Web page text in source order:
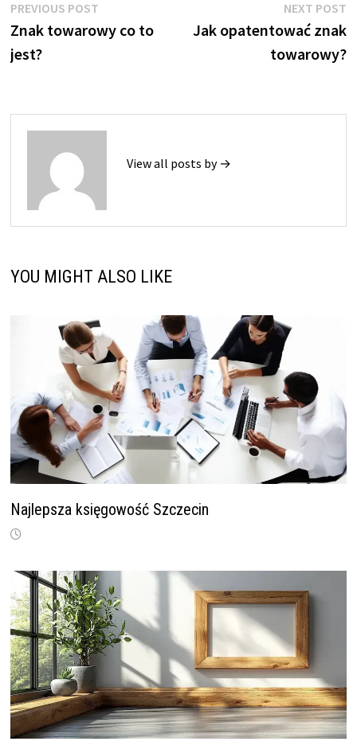
Nawigacja
wpisu
PREVIOUS POSTPrevious
post:
Znak towarowy co to
jest?
NEXT POST
Jak opatentować znak
towarowy?
View all posts by →
YOU MIGHT ALSO LIKE
Najlepsza księgowość Szczecin